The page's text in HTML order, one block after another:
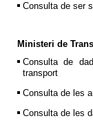
Consulta de ser
Ministeri de
Consulta de
transport
Consulta de les
Consulta de les